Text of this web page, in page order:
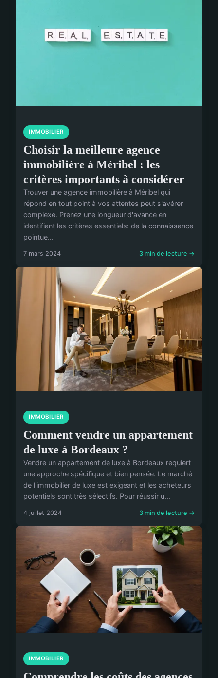
IMMOBILIER
Choisir la meilleure agence
immobilière à Méribel : les
critères importants à considérer
Trouver une agence immobilière à Méribel qui
répond en tout point à vos attentes peut s'avérer
complexe. Prenez une longueur d'avance en
identifiant les critères essentiels: de la connaissance
pointue...
7 mars 2024 3 min de lecture →
IMMOBILIER
Comment vendre un appartement
de luxe à Bordeaux ?
Vendre un appartement de luxe à Bordeaux requiert
une approche spécifique et bien pensée. Le marché
de l'immobilier de luxe est exigeant et les acheteurs
potentiels sont très sélectifs. Pour réussir u...
4 juillet 2024 3 min de lecture →
IMMOBILIER